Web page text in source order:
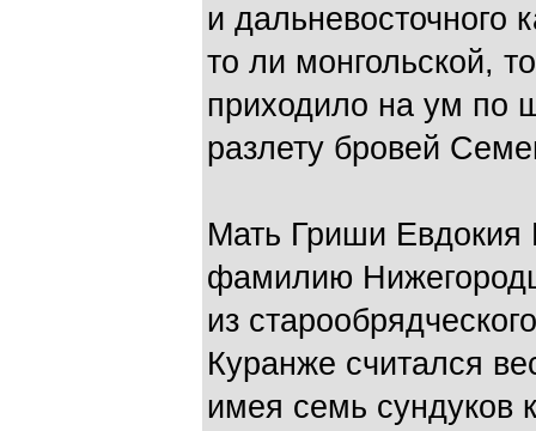
и дальневосточного
то ли монгольской,
приходило на ум по
разлету бровей
Мать Гриши Евдокия
фамилию
из
Куранже считался
имея семь сундуков